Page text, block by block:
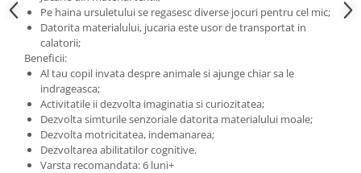
Pe haina ursuletului se regasesc diverse jocuri pentru cel mic;
Datorita materialului, jucaria este usor de transportat in
calatorii;
Beneficii:
Al tau copil invata despre animale si ajunge chiar sa le
indrageasca;
Activitatile ii dezvolta imaginatia si curiozitatea;
Dezvolta simturile senzoriale datorita materialului moale;
Dezvolta motricitatea, indemanarea;
Dezvoltarea abilitatilor cognitive.
Varsta recomandata: 6 luni+